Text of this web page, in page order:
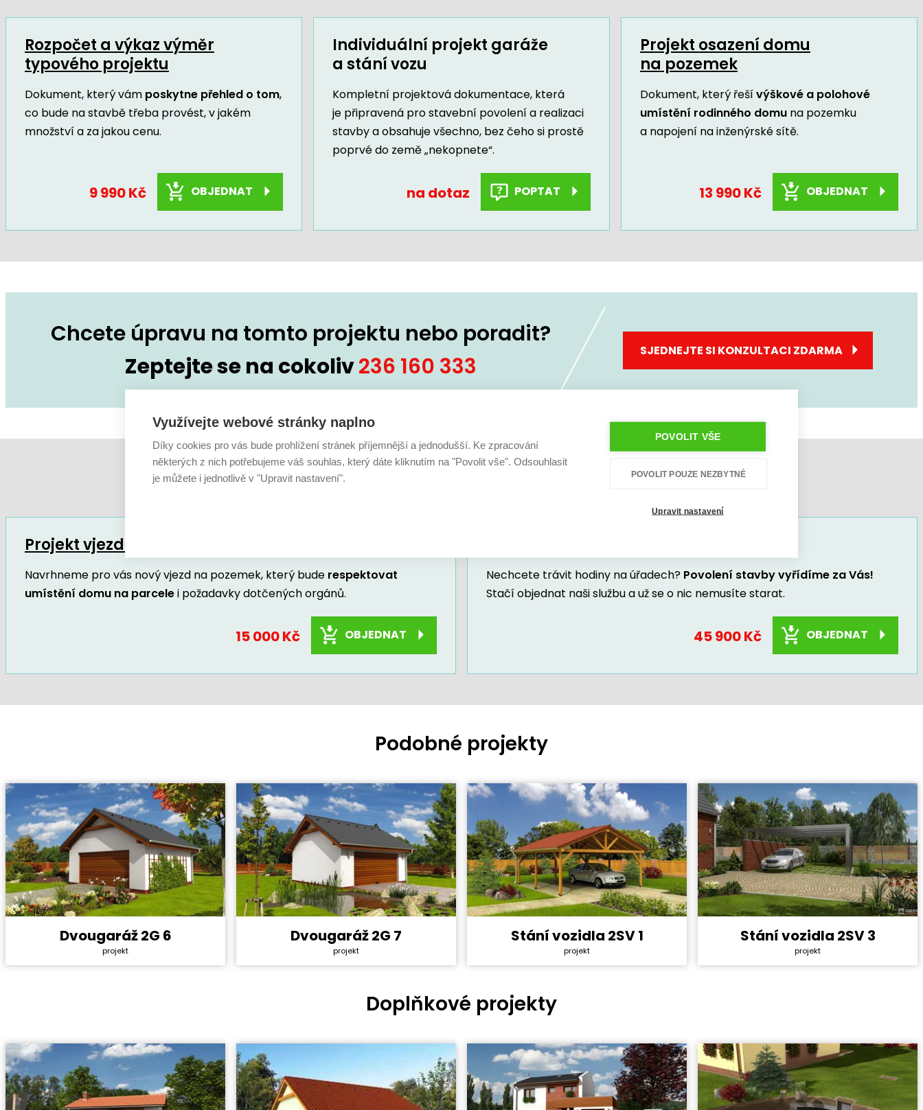
Rozpočet a výkaz výměr
typového projektu
Dokument, který vám poskytne přehled o tom,
co bude na stavbě třeba provést, v jakém
množství a za jakou cenu.
9 990 Kč OBJEDNAT
Individuální projekt garáže
a stání vozu
Kompletní projektová dokumentace, která
je připravená pro stavební povolení a realizaci
stavby a obsahuje všechno, bez čeho si prostě
poprvé do země „nekopnete“.
na dotaz POPTAT
Projekt osazení domu
na pozemek
Dokument, který řešívýškové a polohové
umístění rodinného domuna pozemku
a napojení na inženýrské sítě.
13 990 Kč OBJEDNAT
Chcete úpravu na tomto projektu nebo poradit?
Zeptejte se na cokoliv236 160 333
SJEDNEJTE SI KONZULTACI ZDARMA
Další dokumenty a služby
Projekt vjezdu
Navrhneme pro vás nový vjezd na pozemek, který bude respektovat
umístění domu na parcelei požadavky dotčených orgánů.
15 000 Kč OBJEDNAT
Nechcete trávit hodiny na úřadech? Povolení stavby vyřídíme za Vás!
Stačí objednat naši službu a už se o nic nemusíte starat.
45 900 Kč OBJEDNAT
Podobné projekty
Cena stavby svépomocí:
327 600 Kč
Dvougaráž 2G 6
projekt
Cena stavby svépomocí:
327 600 Kč
Dvougaráž 2G 7
projekt
Cena stavby svépomocí:
Zdarma
Stání vozidla 2SV 1
projekt
Cena stavby svépomocí:
Zdarma
Stání vozidla 2SV 3
projekt
Doplňkové projekty
Využívejte webové stránky naplno
Díky cookies pro vás bude prohlížení stránek příjemnější a jednodušší. Ke zpracování
některých z nich potřebujeme váš souhlas, který dáte kliknutím na "Povolit vše". Odsouhlasit
je můžete i jednotlivě v "Upravit nastavení".
POVOLIT VŠE
POVOLIT POUZE NEZBYTNÉ
Upravit nastavení